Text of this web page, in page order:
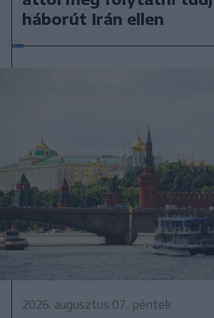
háborút Irán ellen
2026. augusztus 07., péntek